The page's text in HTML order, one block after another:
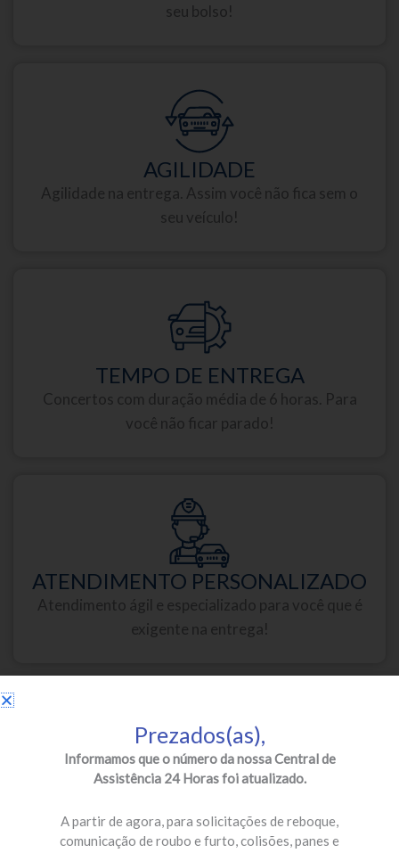
seu bolso!
AGILIDADE
Agilidade na entrega. Assim você não fica sem o
seu veículo!
TEMPO DE ENTREGA
Concertos com duração média de 6 horas. Para
você não ficar parado!
ATENDIMENTO PERSONALIZADO
Atendimento ágil e especializado para você que é
exigente na entrega!
PARCEIROS DE PRIMEIRA
segurança!
Prezados(as),
Informamos que o número da nossa Central de
Assistência 24 Horas foi atualizado.
A partir de agora, para solicitações de reboque,
comunicação de roubo e furto, colisões, panes e